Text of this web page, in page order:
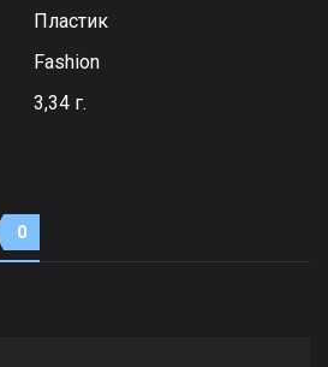
Пластик
Fashion
3,34 г.
0